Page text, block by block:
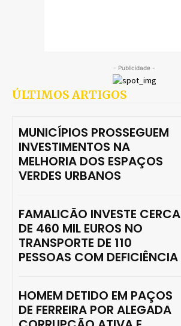
- Publicidade -
ÚLTIMOS ARTIGOS
MUNICÍPIOS PROSSEGUEM
INVESTIMENTOS NA
MELHORIA DOS ESPAÇOS
VERDES URBANOS
FAMALICÃO INVESTE CERCA
DE 460 MIL EUROS NO
TRANSPORTE DE 110
PESSOAS COM DEFICIÊNCIA
HOMEM DETIDO EM PAÇOS
DE FERREIRA POR ALEGADA